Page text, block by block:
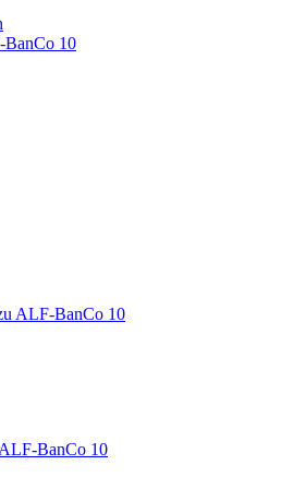
10
ALF-BanCo 10
BanCo 10